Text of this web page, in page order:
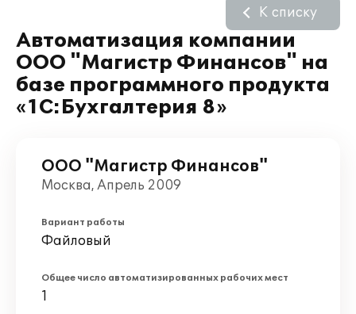
Автоматизация компании
ООО "Магистр Финансов" на
базе программного продукта
«1С:Бухгалтерия 8»
К списку
ООО "Магистр Финансов"
Москва, Апрель 2009
Вариант работы
Файловый
Общее число автоматизированных рабочих мест
1